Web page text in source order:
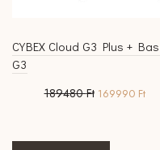
CYBEX Cloud G3 Plus +
G3
189480Ft Original
189480 Ft.
169990 Ft